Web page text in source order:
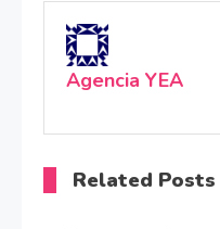
Agencia YEA
Related Posts